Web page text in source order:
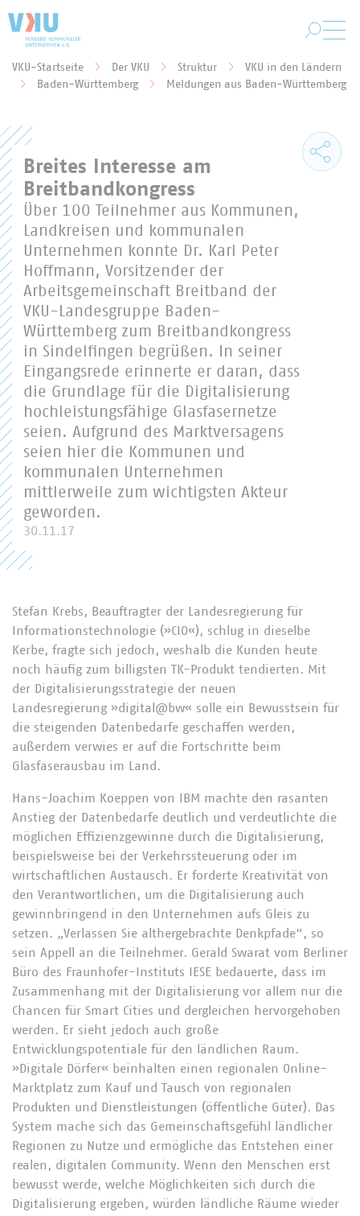
Sie befinden sich hier:
VKU-Startseite Der VKU Struktur
VKU in den Ländern
Baden-Württemberg
Meldungen aus Baden-Württemberg
Breites Interesse am
Breitbandkongress
Über 100 Teilnehmer aus Kommunen,
Landkreisen und kommunalen
Unternehmen konnte Dr. Karl Peter
Hoffmann, Vorsitzender der
Arbeitsgemeinschaft Breitband der
VKU-Landesgruppe Baden-
Württemberg zum Breitbandkongress
in Sindelfingen begrüßen. In seiner
Eingangsrede erinnerte er daran, dass
die Grundlage für die Digitalisierung
hochleistungsfähige Glasfasernetze
seien. Aufgrund des Marktversagens
seien hier die Kommunen und
kommunalen Unternehmen
mittlerweile zum wichtigsten Akteur
geworden.
30.11.17
Stefan Krebs, Beauftragter der Landesregierung für
Informationstechnologie (»CIO«), schlug in dieselbe
Kerbe, fragte sich jedoch, weshalb die Kunden heute
noch häufig zum billigsten TK-Produkt tendierten. Mit
der Digitalisierungsstrategie der neuen
Landesregierung »digital@bw« solle ein Bewusstsein für
die steigenden Datenbedarfe geschaffen werden,
außerdem verwies er auf die Fortschritte beim
Glasfaserausbau im Land.
Hans-Joachim Koeppen von IBM machte den rasanten
Anstieg der Datenbedarfe deutlich und verdeutlichte die
möglichen Effizienzgewinne durch die Digitalisierung,
beispielsweise bei der Verkehrssteuerung oder im
wirtschaftlichen Austausch. Er forderte Kreativität von
den Verantwortlichen, um die Digitalisierung auch
gewinnbringend in den Unternehmen aufs Gleis zu
setzen. „Verlassen Sie althergebrachte Denkpfade“, so
sein Appell an die Teilnehmer. Gerald Swarat vom Berliner
Büro des Fraunhofer-Instituts IESE bedauerte, dass im
Zusammenhang mit der Digitalisierung vor allem nur die
Chancen für Smart Cities und dergleichen hervorgehoben
werden. Er sieht jedoch auch große
Entwicklungspotentiale für den ländlichen Raum.
»Digitale Dörfer« beinhalten einen regionalen Online-
Marktplatz zum Kauf und Tausch von regionalen
Produkten und Dienstleistungen (öffentliche Güter). Das
System mache sich das Gemeinschaftsgefühl ländlicher
Regionen zu Nutze und ermögliche das Entstehen einer
realen, digitalen Community. Wenn den Menschen erst
bewusst werde, welche Möglichkeiten sich durch die
Digitalisierung ergeben, würden ländliche Räume wieder